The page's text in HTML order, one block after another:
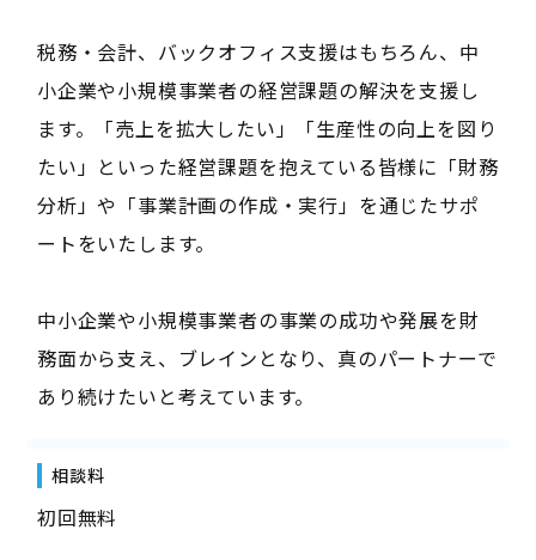
税務・会計、バックオフィス支援はもちろん、中
小企業や小規模事業者の経営課題の解決を支援し
ます。「売上を拡大したい」「生産性の向上を図り
たい」といった経営課題を抱えている皆様に「財務
分析」や「事業計画の作成・実行」を通じたサポ
ートをいたします。
中小企業や小規模事業者の事業の成功や発展を財
務面から支え、ブレインとなり、真のパートナーで
あり続けたいと考えています。
相談料
初回無料